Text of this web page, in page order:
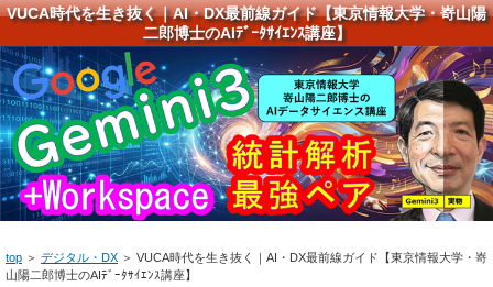
VUCA時代を生き抜く｜AI・DX最前線ガイド【東京情報大学・嵜山陽
二郎博士のAIﾃﾞｰﾀｻｲｴﾝｽ講座】
top ＞ デジタル・DX ＞ VUCA時代を生き抜く｜AI・DX最前線ガイド【東京情報大学・嵜
山陽二郎博士のAIﾃﾞｰﾀｻｲｴﾝｽ講座】